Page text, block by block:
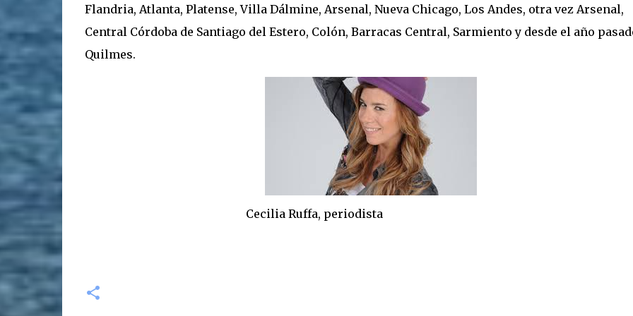
Flandria, Atlanta, Platense, Villa Dálmine, Arsenal, Nueva Chicago, Los Andes, otra vez Arsenal,
Central Córdoba de Santiago del Estero, Colón, Barracas Central, Sarmiento y desde el año
Quilmes.
Cecilia Ruffa, periodista